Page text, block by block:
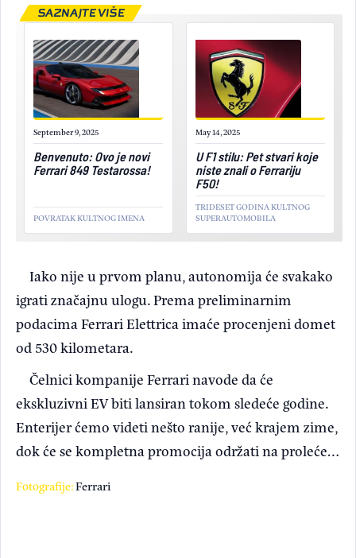
September 9, 2025
Benvenuto: Ovo je novi
Ferrari 849 Testarossa!
POVRATAK KULTNOG IMENA
May 14, 2025
U F1 stilu: Pet stvari koje
niste znali o Ferrariju
F50!
TRIDESET GODINA KULTNOG
SUPERAUTOMOBILA
SAZNAJTE VIŠE
Iako nije u prvom planu, autonomija će svakako
igrati značajnu ulogu. Prema preliminarnim
podacima Ferrari Elettrica imaće procenjeni domet
od 530 kilometara.
Čelnici kompanije Ferrari navode da će
ekskluzivni EV biti lansiran tokom sledeće godine.
Enterijer ćemo videti nešto ranije, već krajem zime,
dok će se kompletna promocija održati na proleće…
Fotografije:Ferrari